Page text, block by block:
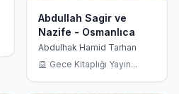
Abdullah Sagir ve
Nazife - Osmanlıca
Abdulhak Hamid Tarhan
Gece Kitaplığı Yayın...